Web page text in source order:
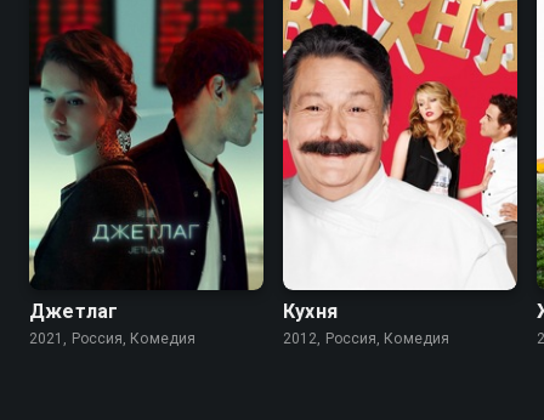
6.9
Джетлаг
2021, Россия, Комедия
Кухня
2012, Россия, Комедия